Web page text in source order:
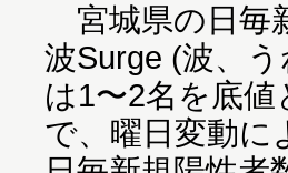
宮城県の日毎
波Surge (波、
は1〜2名を底
で、曜日変動に